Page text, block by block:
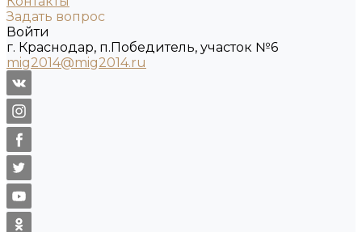
Задать вопрос
Войти
г. Краснодар, п.Победитель, участок №6
mig2014@mig2014.ru